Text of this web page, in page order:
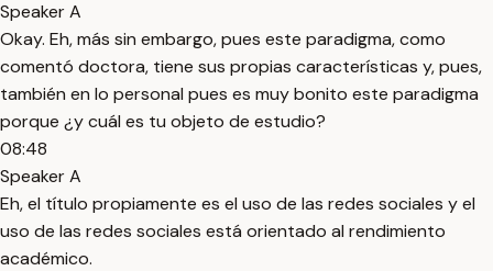
Speaker A
Okay. Eh, más sin embargo, pues este paradigma, como
comentó doctora, tiene sus propias características y, pues,
también en lo personal pues es muy bonito este paradigma
porque ¿y cuál es tu objeto de estudio?
08:48
Speaker A
Eh, el título propiamente es el uso de las redes sociales y el
uso de las redes sociales está orientado al rendimiento
académico.